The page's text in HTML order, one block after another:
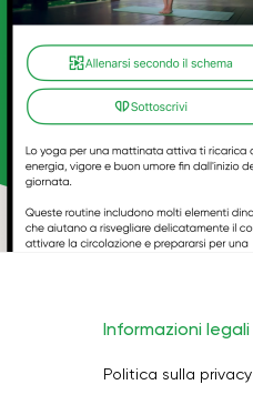
Informazioni legali
Politica sulla privacy